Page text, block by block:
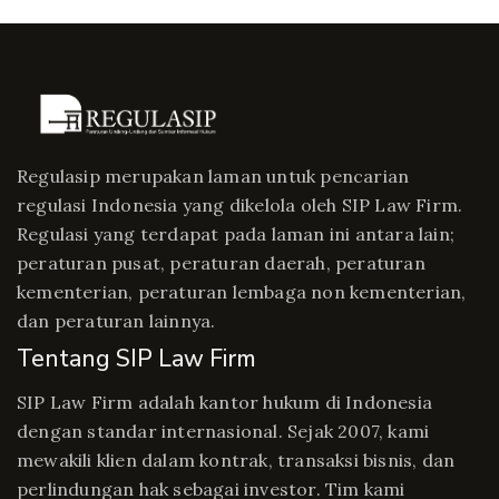
Regulasip merupakan laman untuk pencarian
regulasi Indonesia yang dikelola oleh SIP Law Firm.
Regulasi yang terdapat pada laman ini antara lain;
peraturan pusat, peraturan daerah, peraturan
kementerian, peraturan lembaga non kementerian,
dan peraturan lainnya.
Tentang SIP Law Firm
SIP Law Firm adalah kantor hukum di Indonesia
dengan standar internasional. Sejak 2007, kami
mewakili klien dalam kontrak, transaksi bisnis, dan
perlindungan hak sebagai investor. Tim kami